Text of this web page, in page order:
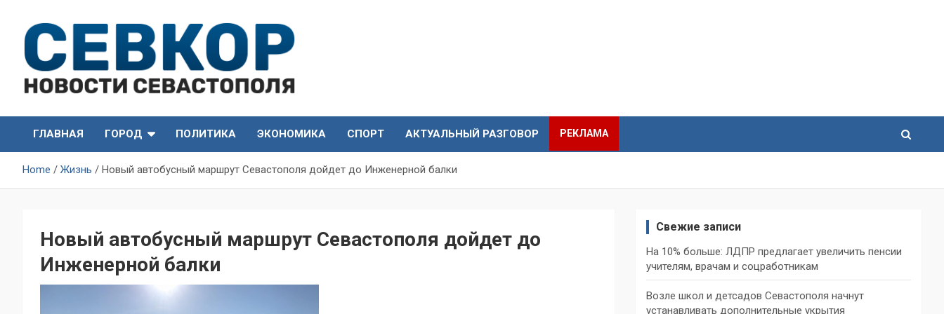
content
СевКор — Новости
Севастополя
Севастополя
ГЛАВНАЯ
ГОРОД ПОЛИТИКА ЭКОНОМИКА СПОРТ АКТУАЛЬНЫЙ РАЗГОВОР РЕКЛАМА
Home Жизнь Новый автобусный маршрут Севастополя дойдет до Инженерной балки
Новый автобусный маршрут Севастополя дойдет до
Инженерной балки
Свежие записи
На 10% больше: ЛДПР предлагает увеличить пенсии
учителям, врачам и соцработникам
Возле школ и детсадов Севастополя начнут
устанавливать дополнительные укрытия